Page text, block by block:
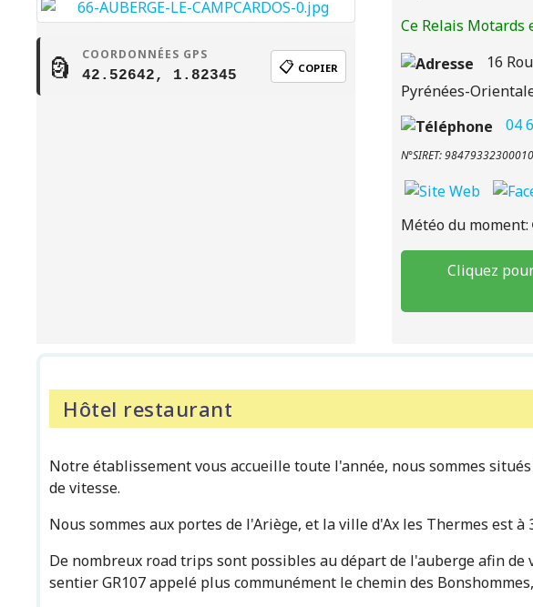
🗿 COORDONNÉES GPS
42.52642, 1.82345 📋 COPIER
Ce Relais
16
Pyrénées-
04
N°SIRET: 98479332300010
Météo du moment:
Cliquez
Hôtel restaurant
Notre établissement vous accueille toute l'année, nous sommes
de vitesse.
Nous sommes aux portes de l'Ariège, et la ville d'Ax les Thermes est à
De nombreux road trips sont possibles au départ de l'auberge afin
sentier GR107 appelé plus communément le chemin des